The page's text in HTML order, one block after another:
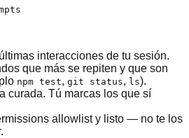
interacciones de tu sesión.
que más se repiten y que son
npm test, git status, ls).
curada. Tú marcas los que sí
allowlist y listo — no te los